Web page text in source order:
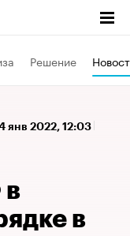
Решение
янв 2022, 12:03
в
в